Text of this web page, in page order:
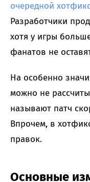
очередной
Разработчики
хотя у игры
фанатов не
На особенно
можно не
называют патч
Впрочем, в
правок.
Основные